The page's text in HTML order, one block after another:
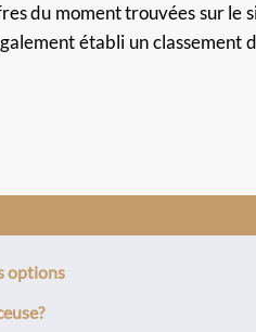
du moment trouvées sur le
établi un classement
options